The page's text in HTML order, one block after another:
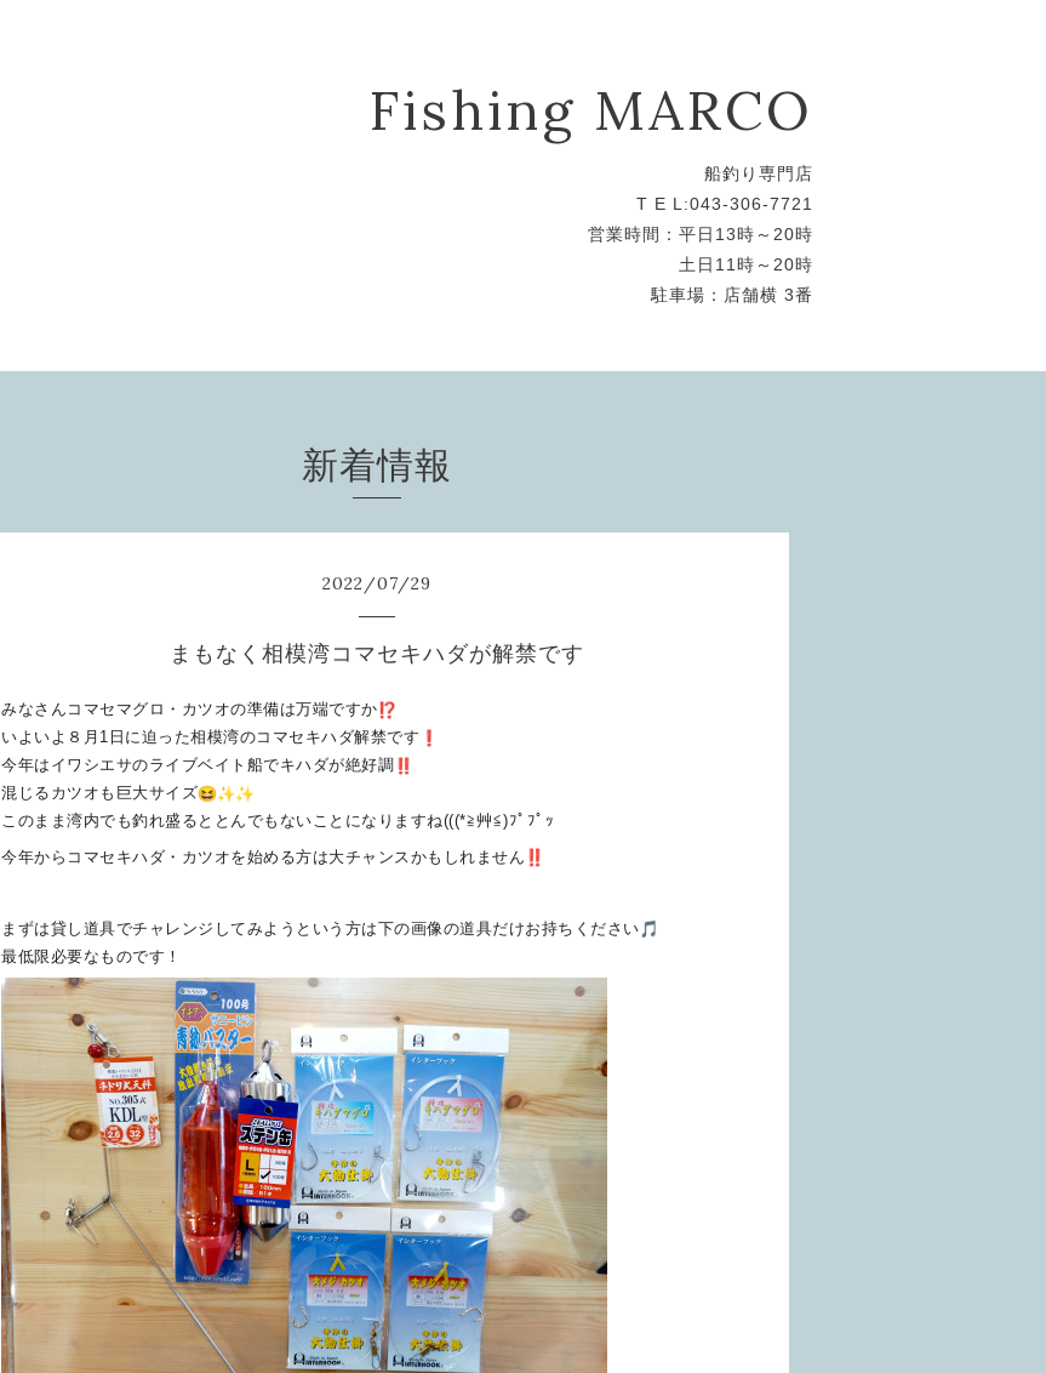
Fishing MARCO
船釣り専門店
T E L:043-306-7721
営業時間：平日13時～20時
土日11時～20時
駐車場：店舗横 3番
新着情報
2022/07/29
まもなく相模湾コマセキハダが解禁です
みなさんコマセマグロ・カツオの準備は万端ですか
いよいよ８月1日に迫った相模湾のコマセキハダ解禁です
今年はイワシエサのライブベイト船でキハダが絶好調
混じるカツオも巨大サイズ
このまま湾内でも釣れ盛るととんでもないことになりますね(((*≧艸≦)ﾌﾟﾌﾟｯ
今年からコマセキハダ・ カツオを始める方は大チャンスかもしれません
まずは貸し道具でチャレンジしてみようという方は下の画像の道具だけお持ちください
最低限必要なものです！